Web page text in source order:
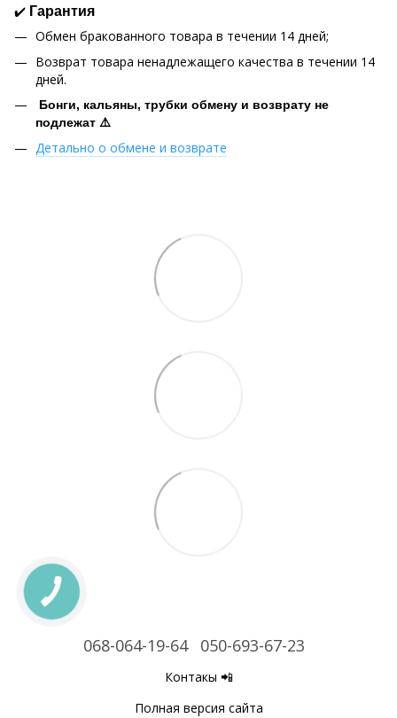
✔️ Гарантия
Обмен бракованного товара в течении 14 дней;
Возврат товара ненадлежащего качества в течении 14
дней.
Бонги, кальяны, трубки обмену и возврату не
подлежат ⚠️
Детально о обмене и возврате
068-064-19-64 050-693-67-23
Контакы 📲
Полная версия сайта